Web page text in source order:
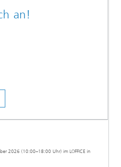
an!
2026 (10:00–18:00 Uhr) im LOFFICE in